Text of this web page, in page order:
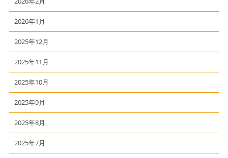
2026年1月
2025年12月
2025年11月
2025年10月
2025年9月
2025年8月
2025年7月